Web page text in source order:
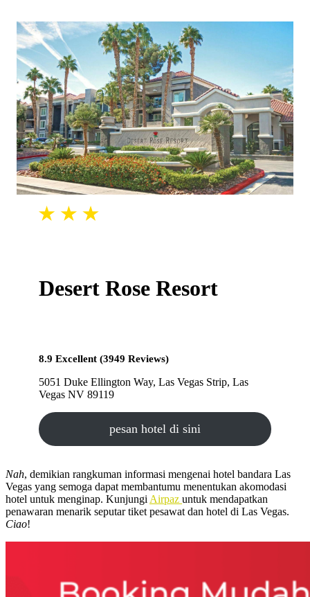
Desert Rose Resort
8.9 Excellent (3949 Reviews)
5051 Duke Ellington Way, Las Vegas Strip, Las
Vegas NV 89119
pesan hotel di sini
Nah, demikian rangkuman informasi mengenai hotel bandara Las
Vegas yang semoga dapat membantumu menentukan akomodasi
hotel untuk menginap. Kunjungi Airpaz untuk mendapatkan
penawaran menarik seputar tiket pesawat dan hotel di Las Vegas.
Ciao!